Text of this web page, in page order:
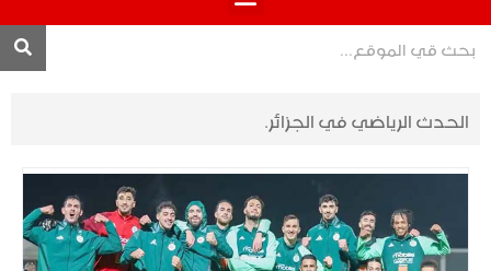
الحدث الرياضي في الجزائر.